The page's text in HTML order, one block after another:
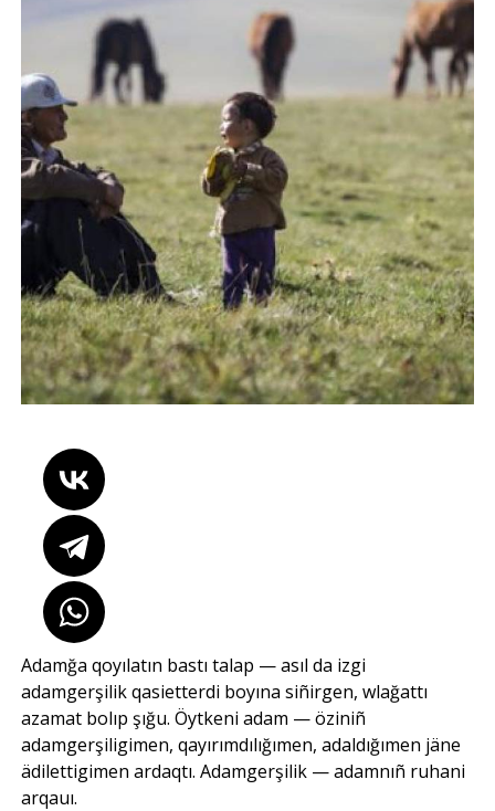
Adamğa qoyılatın bastı talap — asıl da izgi
adamgerşilik qasietterdi boyına siñirgen, wlağattı
azamat bolıp şığu. Öytkeni adam — öziniñ
adamgerşiligimen, qayırımdılığımen, adaldığımen jäne
ädilettigimen ardaqtı. Adamgerşilik — adamnıñ ruhani
arqauı.